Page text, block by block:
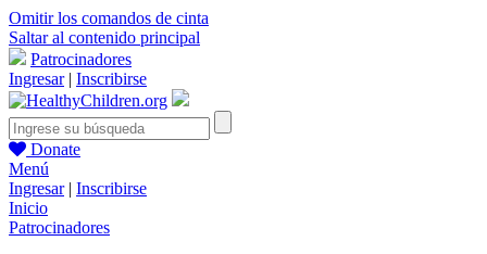
Omitir los comandos de cinta
Saltar al contenido principal
Patrocinadores
Ingresar| Inscribirse
Donate
Menú
Ingresar| Inscribirse
Inicio
Patrocinadores